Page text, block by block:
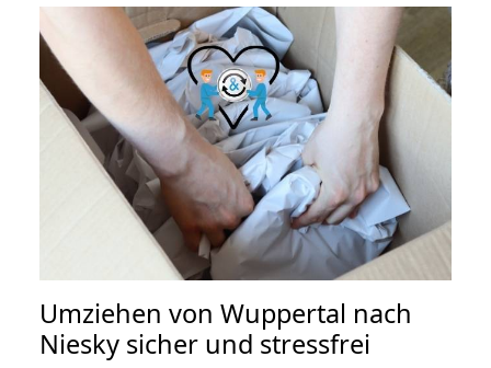
Umziehen von Wuppertal nach
Niesky sicher und stressfrei